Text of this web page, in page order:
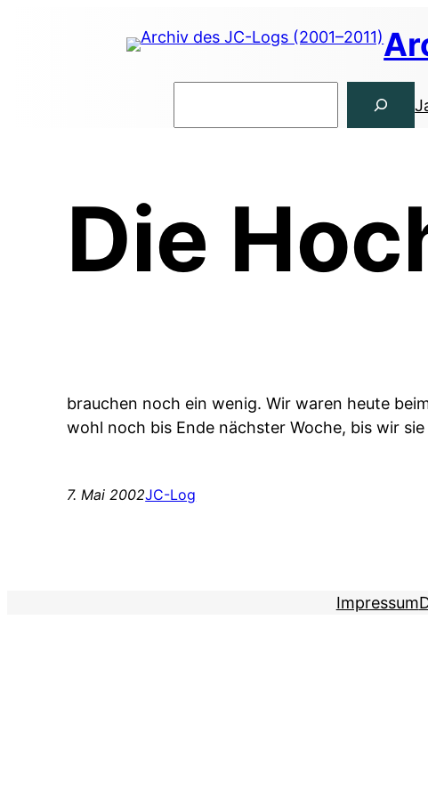
Die
brauchen noch ein wenig. Wir waren heute
wohl noch bis Ende nächster Woche, bis wir
7. Mai 2002JC-Log
Impressum